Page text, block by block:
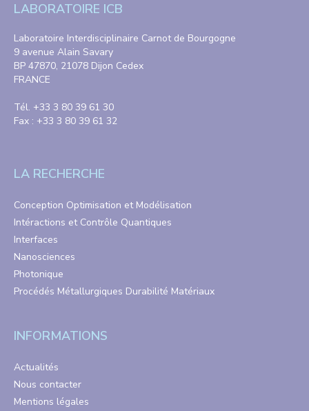
LABORATOIRE ICB
Laboratoire Interdisciplinaire Carnot de Bourgogne
9 avenue Alain Savary
BP 47870, 21078 Dijon Cedex
FRANCE
Tél. +33 3 80 39 61 30
Fax : +33 3 80 39 61 32
LA RECHERCHE
Conception Optimisation et Modélisation
Intéractions et Contrôle Quantiques
Interfaces
Nanosciences
Photonique
Procédés Métallurgiques Durabilité Matériaux
INFORMATIONS
Actualités
Nous contacter
Mentions légales